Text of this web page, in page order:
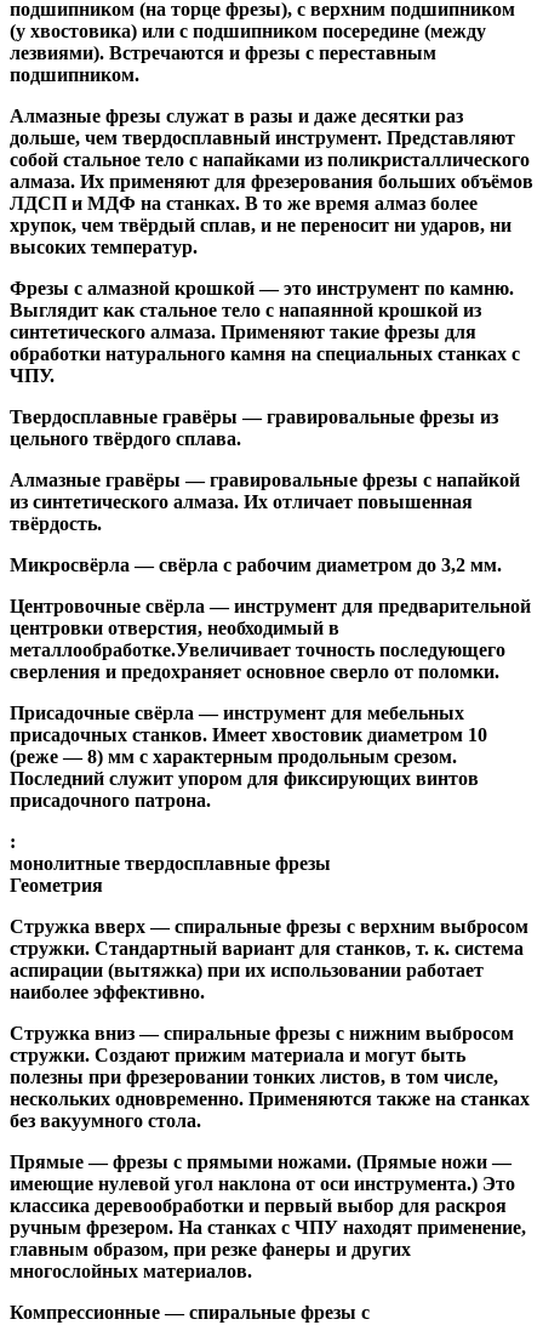
подшипником (на торце фрезы), с верхним подшипником
(у хвостовика) или с подшипником посередине (между
лезвиями). Встречаются и фрезы с переставным
подшипником.
Алмазные фрезы служат в разы и даже десятки раз
дольше, чем твердосплавный инструмент. Представляют
собой стальное тело с напайками из поликристаллического
алмаза. Их применяют для фрезерования больших объёмов
ЛДСП и МДФ на станках. В то же время алмаз более
хрупок, чем твёрдый сплав, и не переносит ни ударов, ни
высоких температур.
Фрезы с алмазной крошкой— это инструмент по камню.
Выглядит как стальное тело с напаянной крошкой из
синтетического алмаза. Применяют такие фрезы для
обработки натурального камня на специальных станках с
ЧПУ.
Твердосплавные гравёры — гравировальные фрезы из
цельного твёрдого сплава.
Алмазные гравёры — гравировальные фрезы с напайкой
из синтетического алмаза. Их отличает повышенная
твёрдость.
Микросвёрла — свёрла с рабочим диаметром до 3,2 мм.
Центровочные свёрла — инструмент для предварительной
центровки отверстия, необходимый в
металлообработке.Увеличивает точность последующего
сверления и предохраняет основное сверло от поломки.
Присадочные свёрла — инструмент для мебельных
присадочных станков. Имеет хвостовик диаметром 10
(реже — 8) мм с характерным продольным срезом.
Последний служит упором для фиксирующих винтов
присадочного патрона.
:
монолитные твердосплавные фрезы
Геометрия
Стружка вверх— спиральные фрезы с верхним выбросом
стружки. Стандартный вариант для станков, т. к. система
аспирации (вытяжка) при их использовании работает
наиболее эффективно.
Стружка вниз— спиральные фрезы с нижним выбросом
стружки. Создают прижим материала и могут быть
полезны при фрезеровании тонких листов, в том числе,
нескольких одновременно. Применяются также на станках
без вакуумного стола.
Прямые— фрезы с прямыми ножами. (Прямые ножи —
имеющие нулевой угол наклона от оси инструмента.) Это
классика деревообработки и первый выбор для раскроя
ручным фрезером. На станках с ЧПУ находят применение,
главным образом, при резке фанеры и других
многослойных материалов.
Компрессионные— спиральные фрезы с